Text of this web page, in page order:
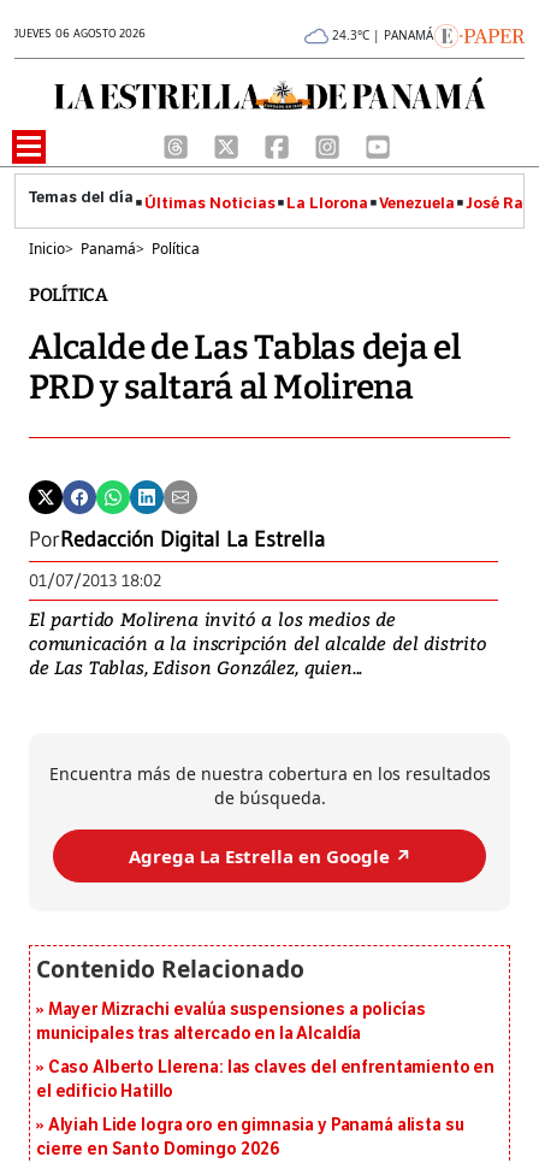
JUEVES 06 AGOSTO 2026 24.3°C | PANAMÁ
Últimas Noticias La Llorona Venezuela José
Inicio> Panamá> Política
POLÍTICA
Alcalde de Las Tablas deja el
PRD y saltará al Molirena
PorRedacción Digital La Estrella
01/07/2013 18:02
El partido Molirena invitó a los medios de
comunicación a la inscripción del alcalde del distrito
de Las Tablas, Edison González, quien...
Encuentra más de nuestra cobertura en los resultados
de búsqueda.
Agrega La Estrella en Google ↗️
Mayer Mizrachi evalúa suspensiones a policías
municipales tras altercado en la Alcaldía
Caso Alberto Llerena: las claves del enfrentamiento en
el edificio Hatillo
Alyiah Lide logra oro en gimnasia y Panamá alista su
cierre en Santo Domingo 2026